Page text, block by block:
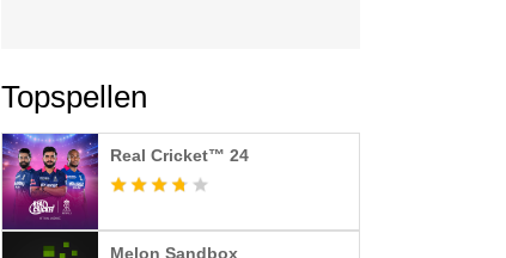
Topspellen
Real Cricket™ 24
Melon Sandbox